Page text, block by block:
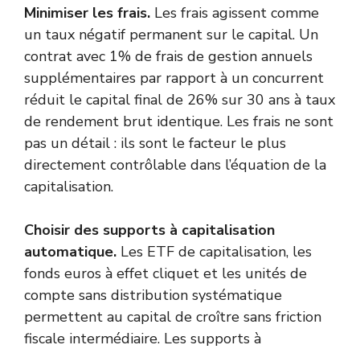
Minimiser les frais. Les frais agissent comme
un taux négatif permanent sur le capital. Un
contrat avec 1% de frais de gestion annuels
supplémentaires par rapport à un concurrent
réduit le capital final de 26% sur 30 ans à taux
de rendement brut identique. Les frais ne sont
pas un détail : ils sont le facteur le plus
directement contrôlable dans l’équation de la
capitalisation.
Choisir des supports à capitalisation
automatique. Les ETF de capitalisation, les
fonds euros à effet cliquet et les unités de
compte sans distribution systématique
permettent au capital de croître sans friction
fiscale intermédiaire. Les supports à